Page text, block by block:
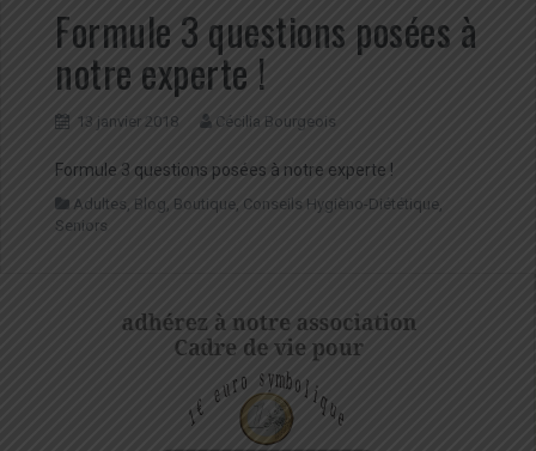
Formule 3 questions posées à
notre experte !
13 janvier 2018 Cécilia Bourgeois
Formule 3 questions posées à notre experte !
Adultes Blog Boutique Conseils Hygièno-Diététique
Seniors